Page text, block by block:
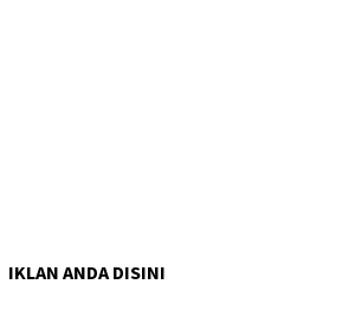
IKLAN ANDA DISINI